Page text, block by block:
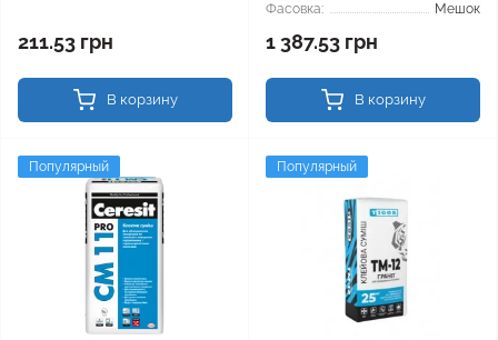
211.53 грн
В корзину
Фасовка:
Мешок
1 387.53 грн
В корзину
Популярный Популярный